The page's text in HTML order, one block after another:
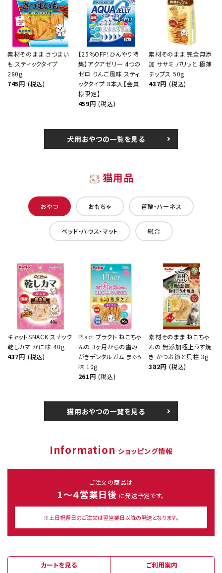
素材そのまま さつまい
も スティックタイプ
280g
745円 (税込)
【25%OFF！ひんやり特
集】アクアゼリー 4つの
ゼロ りんご風味 スティ
ックタイプ 8本入【会員
様限定】
459円 (税込)
素材そのまま 完全無添
加 ササミ パリッと 極薄
チップス 50g
437円 (税込)
犬用おやつの一覧を見る
猫用品
おやつ おもちゃ 首輪・ハーネス
ベッド・ハウス・マット 総合
キャットSNACK スナック
乾しカマ かに味 40g
437円 (税込)
Plact プラクト ねこちゃ
んの 3ヶ月からの歯み
がきデンタルガム まぐろ
味 10g
261円 (税込)
素材そのまま ねこちゃ
んの 無添加極上うす焼
き かつお節と貝柱 3g
382円 (税込)
猫用おやつの一覧を見る
Information ショッピング情報
ご注文の商品は
1～４営業日後 に発送予定です。
※土日祝祭日のご注文は翌営業日以降の発送となります。
カートを見る ご利用案内